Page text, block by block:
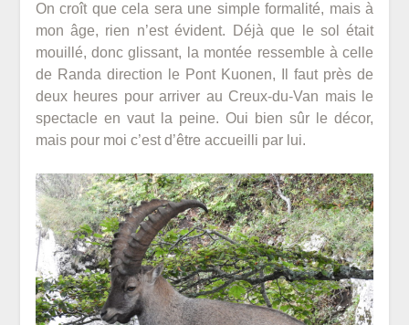
On croît que cela sera une simple formalité, mais à
mon âge, rien n’est évident. Déjà que le sol était
mouillé, donc glissant, la montée ressemble à celle
de Randa direction le Pont Kuonen, Il faut près de
deux heures pour arriver au Creux-du-Van mais le
spectacle en vaut la peine. Oui bien sûr le décor,
mais pour moi c’est d’être accueilli par lui.